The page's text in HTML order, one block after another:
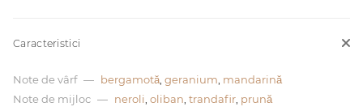
de lei
Caracteristici
Note de vârf — bergamotă geranium mandarină
Note de mijloc — neroli oliban trandafir prună